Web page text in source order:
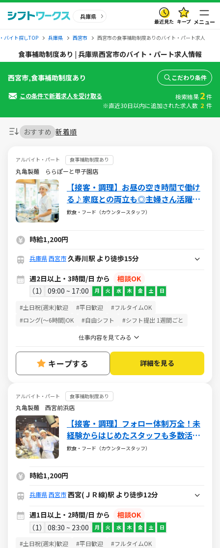
兵庫県
最近見た キープ メニュー
バイト探しTOP 兵庫県 西宮市 西宮市の食事補助制度ありのバイト・パート求人
食事補助制度あり | 兵庫県西宮市のバイト・パート求人情報
おすすめ 新着順
アルバイト・パート 食事補助制度あり
丸亀製麺 ららぽーと甲子園店
【接客・調理】お昼の空き時間で働け
る♪家庭との両立も◎主婦さん活躍中
♪お子さまが無償で食事を楽しめる家
飲食・フード（カウンタースタッフ）
時給1,200円
兵庫県西宮市久寿川駅 より徒歩15分
週2日以上・3時間/日 から
相談OK
1
09:00 ~ 17:00 月 火 水 木 金 土 日
#土日祝(週末)歓迎 #平日歓迎
#フルタイムOK
#ロング(～6時間)OK
#自由シフト #シフト提出 1週間ごと
仕事内容を見てみる
キープする 詳細を見る
アルバイト・パート 食事補助制度あり
丸亀製麺 西宮前浜店
【接客・調理】フォロー体制万全！未
経験からはじめたスタッフも多数活躍
中！
飲食・フード（カウンタースタッフ）
時給1,200円
兵庫県西宮市西宮(ＪＲ線)駅 より徒歩12分
週1日以上・2時間/日 から
相談OK
1
08:30 ~ 23:00 月 火 水 木 金 土 日
#土日祝(週末)歓迎 #平日歓迎
#フルタイムOK
西宮市,食事補助制度あり こだわり条件
この条件で新着求人を受け取る 検索結果2件
※直近30日以内に追加された求人数 2 件